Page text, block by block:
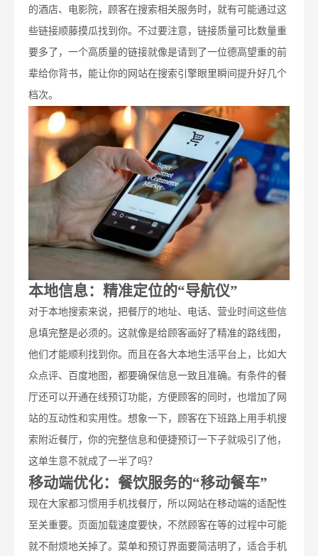
的酒店、电影院，顾客在搜索相关服务时，就有可能通过这
些链接顺藤摸瓜找到你。不过要注意，链接质量可比数量重
要多了，一个高质量的链接就像是请到了一位德高望重的前
辈给你背书，能让你的网站在搜索引擎眼里瞬间提升好几个
档次。
本地信息：精准定位的“导航仪”
对于本地搜索来说，把餐厅的地址、电话、营业时间这些信
息填完整是必须的。这就像是给顾客画好了精准的路线图，
他们才能顺利找到你。而且在各大本地生活平台上，比如大
众点评、百度地图，都要确保信息一致且准确。有条件的餐
厅还可以开通在线预订功能，方便顾客的同时，也增加了网
站的互动性和实用性。想象一下，顾客在下班路上用手机搜
索附近餐厅，你的完整信息和便捷预订一下子就吸引了他，
这单生意不就成了一半了吗？
移动端优化：餐饮服务的“移动餐车”
现在大家都习惯用手机找餐厅，所以网站在移动端的适配性
至关重要。页面加载速度要快，不然顾客在等的过程中可能
就不耐烦地关掉了。菜单和预订界面要简洁明了，适合手机